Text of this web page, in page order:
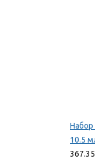
Набор
10.5